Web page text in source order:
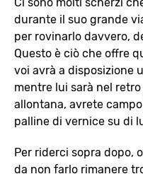
durante il suo grande
per rovinarlo davvero,
Questo è ciò che offre
voi avrà a disposizione
mentre lui sarà nel
allontana, avrete
palline di vernice su di
Per riderci sopra dopo,
da non farlo rimanere